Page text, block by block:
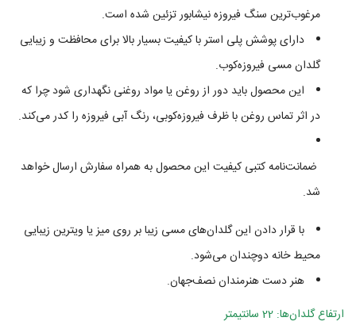
مرغوب‌ترین سنگ فیروزه نیشابور تزئین شده است.
دارای پوشش پلی استر با کیفیت بسیار بالا برای محافظت و زیبایی
گلدان مسی فیروزه‌کوب.
این محصول باید دور از روغن یا مواد روغنی نگهداری شود چرا که
در اثر تماس روغن با ظرف فیروزه‌کوبی، رنگ آبی فیروزه را کدر می‌کند.
ضمانت‌نامه کتبی کیفیت این محصول به همراه سفارش ارسال خواهد
شد.
با قرار دادن این گلدان‌های مسی زیبا بر روی میز یا ویترین زیبایی
محیط خانه دوچندان می‌شود.
هنر دست هنرمندان نصف‌جهان.
ارتفاع گلدان‌ها: 22 سانتیمتر